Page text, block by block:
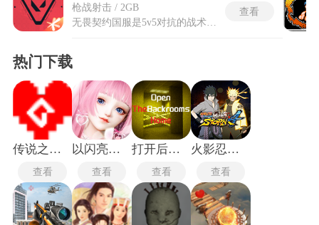
枪战射击 / 2GB
无畏契约国服是5v5对抗的战术射击游戏，游戏以爆破攻防为核心玩法，双方小队围绕爆能器部署与拆除展开激烈争夺，每回合都要结合经济状况、地图点位与队友分工，灵活选择武器与技能组合，用精准射击、信息侦查、战术配合赢下对局。无畏契约国服适配本土网络环境、全中文交互与本地化内容，能让玩家在低延迟、无障碍沟通的环境中，体验完整的战术射击对战，享受专属运营与安全保障服务。游戏内有风格迥异、能力独特的特工角色，可适配多样战术需求，玩家能根据战局切换角色，打造专属作战风格。
查看
热门下载
传说之下沃玛战
查看
以闪亮之名新马服
查看
打开后室归宿
查看
火影忍者究极风暴4手机版
查看